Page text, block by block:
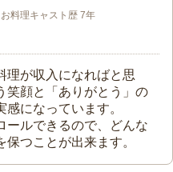
お料理キャスト歴 7年
理が収入になればと思
笑顔と「ありがとう」の
になっています。
ールできるので、どんな
つことが出来ます。